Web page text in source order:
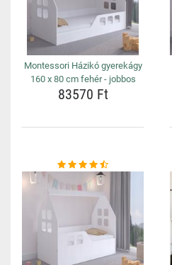
Montessori Házikó gyerekágy
160 x 80 cm fehér - jobbos
83570 Ft